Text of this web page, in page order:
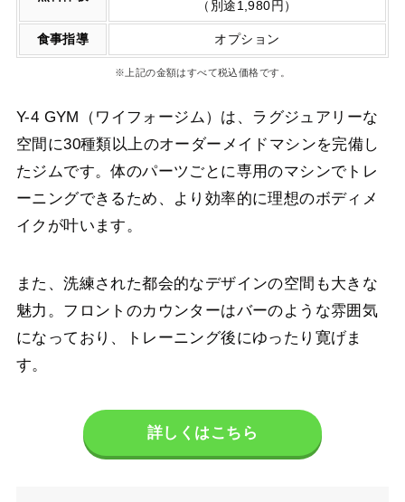
（別途1,980円）
食事指導 オプション
※上記の金額はすべて税込価格です。
Y-4 GYM（ワイフォージム）は、ラグジュアリーな
空間に30種類以上のオーダーメイドマシンを完備し
たジムです。体のパーツごとに専用のマシンでトレ
ーニングできるため、より効率的に理想のボディメ
イクが叶います。
また、洗練された都会的なデザインの空間も大きな
魅力。フロントのカウンターはバーのような雰囲気
になっており、トレーニング後にゆったり寛げま
す。
詳しくはこちら